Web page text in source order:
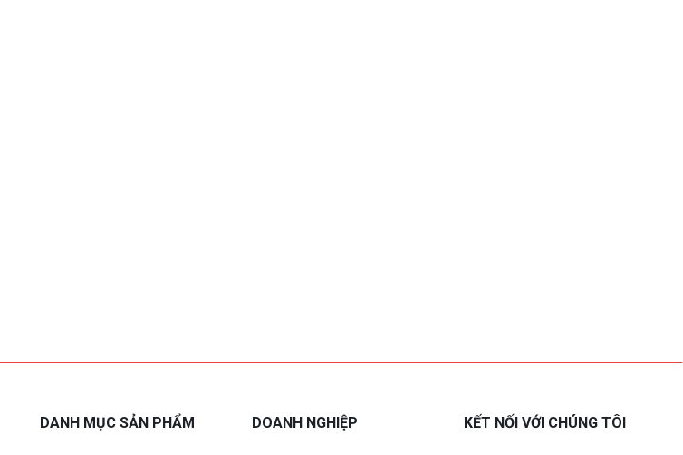
DANH MỤC SẢN PHẨM DOANH NGHIỆP KẾT NỐI VỚI CHÚNG TÔI